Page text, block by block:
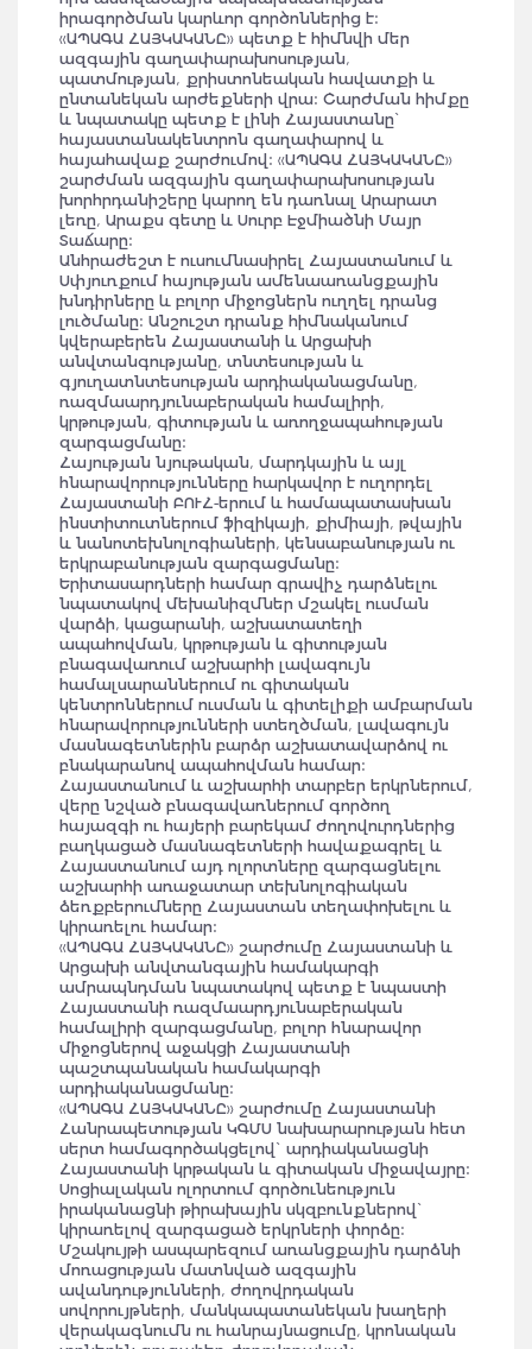
իրագործման կարևոր գործոններից է:
«ԱՊԱԳԱ ՀԱՅԿԱԿԱՆԸ» պետք է հիմնվի մեր
ազգային գաղափարախոսության,
պատմության, քրիստոնեական հավատքի և
ընտանեկան արժեքների վրա: Շարժման հիմքը
և նպատակը պետք է լինի Հայաստանը`
հայաստանակենտրոն գաղափարով և
հայահավաք շարժումով: «ԱՊԱԳԱ ՀԱՅԿԱԿԱՆԸ»
շարժման ազգային գաղափարախոսության
խորհրդանիշերը կարող են դառնալ Արարատ
լեռը, Արաքս գետը և Սուրբ Էջմիածնի Մայր
Տաճարը:
Անհրաժեշտ է ուսումնասիրել Հայաստանում և
Սփյուռքում հայության ամենաառանցքային
խնդիրները և բոլոր միջոցներն ուղղել դրանց
լուծմանը: Անշուշտ դրանք հիմնականում
կվերաբերեն Հայաստանի և Արցախի
անվտանգությանը, տնտեսության և
գյուղատնտեսության արդիականացմանը,
ռազմաարդյունաբերական համալիրի,
կրթության, գիտության և առողջապահության
զարգացմանը:
Հայության նյութական, մարդկային և այլ
հնարավորությունները հարկավոր է ուղորդել
Հայաստանի ԲՈՒՀ-երում և համապատասխան
ինստիտուտներում ֆիզիկայի, քիմիայի, թվային
և նանոտեխնոլոգիաների, կենսաբանության ու
երկրաբանության զարգացմանը:
Երիտասարդների համար գրավիչ դարձնելու
նպատակով մեխանիզմներ մշակել ուսման
վարձի, կացարանի, աշխատատեղի
ապահովման, կրթության և գիտության
բնագավառում աշխարհի լավագույն
համալսարաններում ու գիտական
կենտրոններում ուսման և գիտելիքի ամբարման
հնարավորությունների ստեղծման, լավագույն
մասնագետներին բարձր աշխատավարձով ու
բնակարանով ապահովման համար:
Հայաստանում և աշխարհի տարբեր երկրներում,
վերը նշված բնագավառներում գործող
հայազգի ու հայերի բարեկամ ժողովուրդներից
բաղկացած մասնագետների հավաքագրել և
Հայաստանում այդ ոլորտները զարգացնելու
աշխարհի առաջատար տեխնոլոգիական
ձեռքբերումները Հայաստան տեղափոխելու և
կիրառելու համար:
«ԱՊԱԳԱ ՀԱՅԿԱԿԱՆԸ» շարժումը Հայաստանի և
Արցախի անվտանգային համակարգի
ամրապնդման նպատակով պետք է նպաստի
Հայաստանի ռազմաարդյունաբերական
համալիրի զարգացմանը, բոլոր հնարավոր
միջոցներով աջակցի Հայաստանի
պաշտպանական համակարգի
արդիականացմանը:
«ԱՊԱԳԱ ՀԱՅԿԱԿԱՆԸ» շարժումը Հայաստանի
Հանրապետության ԿԳՄՍ նախարարության հետ
սերտ համագործակցելով` արդիականացնի
Հայաստանի կրթական և գիտական միջավայրը:
Սոցիալական ոլորտում գործունեություն
իրականացնի թիրախային սկզբունքներով`
կիրառելով զարգացած երկրների փորձը:
Մշակույթի ասպարեզում առանցքային դարձնի
մոռացության մատնված ազգային
ավանդությունների, ժողովրդական
սովորույթների, մանկապատանեկան խաղերի
վերակագնումն ու հանրայնացումը, կրոնական